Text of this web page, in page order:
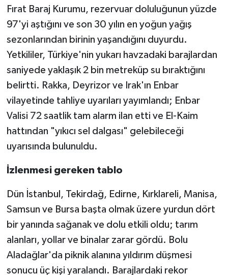
Fırat Baraj Kurumu, rezervuar doluluğunun yüzde
97'yi aştığını ve son 30 yılın en yoğun yağış
sezonlarından birinin yaşandığını duyurdu.
Yetkililer, Türkiye'nin yukarı havzadaki barajlardan
saniyede yaklaşık 2 bin metreküp su bıraktığını
belirtti. Rakka, Deyrizor ve Irak'ın Enbar
vilayetinde tahliye uyarıları yayımlandı; Enbar
Valisi 72 saatlik tam alarm ilan etti ve El-Kaim
hattından "yıkıcı sel dalgası" gelebileceği
uyarısında bulunuldu.
İzlenmesi gereken tablo
Dün İstanbul, Tekirdağ, Edirne, Kırklareli, Manisa,
Samsun ve Bursa başta olmak üzere yurdun dört
bir yanında sağanak ve dolu etkili oldu; tarım
alanları, yollar ve binalar zarar gördü. Bolu
Aladağlar'da piknik alanına yıldırım düşmesi
sonucu üç kişi yaralandı. Barajlardaki rekor